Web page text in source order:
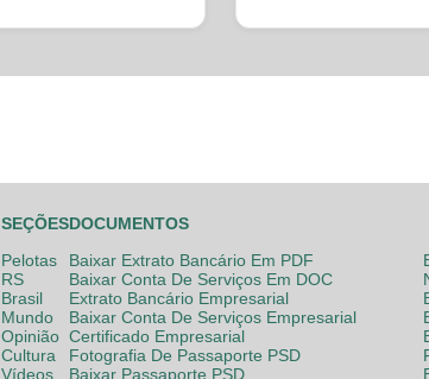
SEÇÕES
Pelotas
RS
Brasil
Mundo
Opinião
Cultura
Vídeos
DOCUMENTOS
Baixar Extrato Bancário Em PDF
Baixar Conta De Serviços Em DOC
Extrato Bancário Empresarial
Baixar Conta De Serviços Empresarial
Certificado Empresarial
Fotografia De Passaporte PSD
Baixar Passaporte PSD